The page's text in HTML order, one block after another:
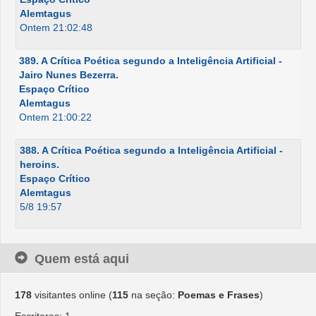
Alemtagus
Ontem 21:02:48
389. A Crítica Poética segundo a Inteligência Artificial -
Jairo Nunes Bezerra.
Espaço Crítico
Alemtagus
Ontem 21:00:22
388. A Crítica Poética segundo a Inteligência Artificial -
heroins.
Espaço Crítico
Alemtagus
5/8 19:57
Quem está aqui
178 visitantes online (115 na seção: Poemas e Frases)